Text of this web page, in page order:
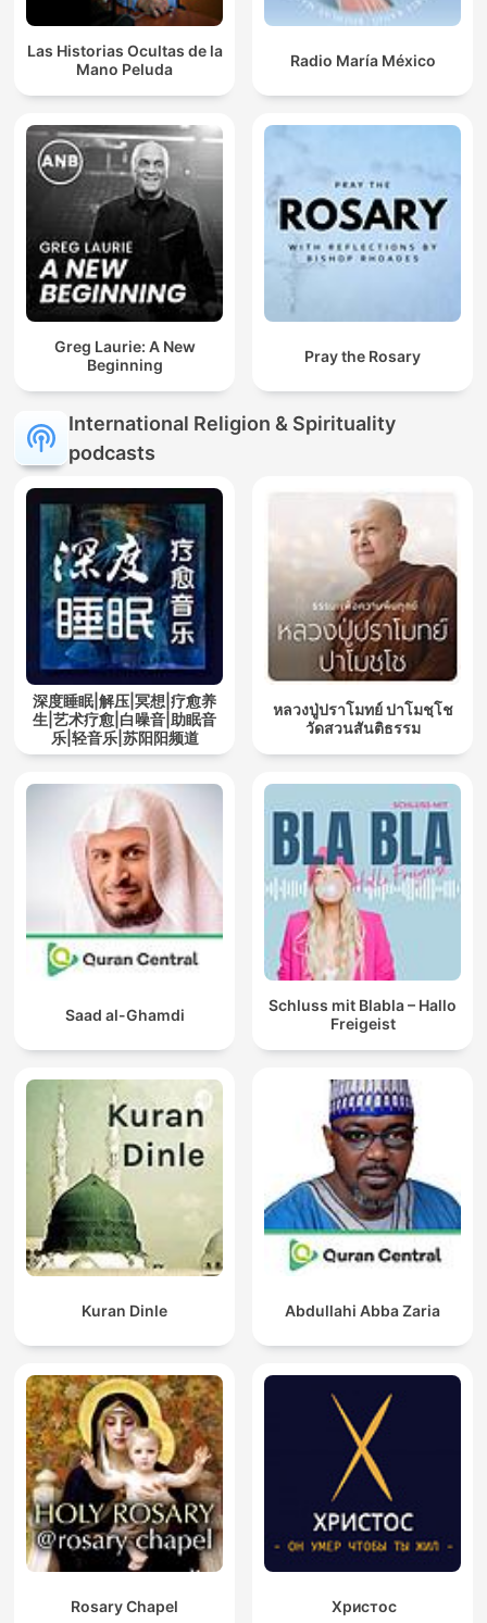
Las Historias Ocultas de la
Mano Peluda
Radio María México
Greg Laurie: A New
Beginning
Pray the Rosary
International Religion & Spirituality
podcasts
深度睡眠|解压|冥想|疗愈养
生|艺术疗愈|白噪音|助眠音
乐|轻音乐|苏阳阳频道
หลวงปู่ปราโมทย์ ปาโมชฺโช
วัดสวนสันติธรรม
Saad al-Ghamdi
Schluss mit Blabla – Hallo
Freigeist
Kuran Dinle Abdullahi Abba Zaria
Rosary Chapel Христос